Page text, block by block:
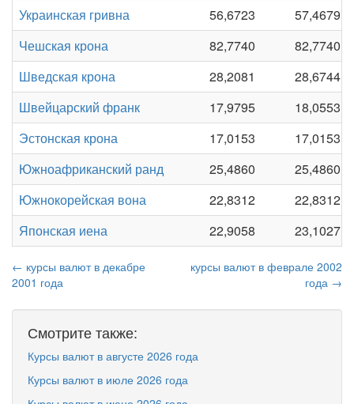
Украинская гривна
56,6723
57,4679
Чешская крона
82,7740
82,7740
Шведская крона
28,2081
28,6744
Швейцарский франк
17,9795
18,0553
Эстонская крона
17,0153
17,0153
Южноафриканский ранд
25,4860
25,4860
Южнокорейская вона
22,8312
22,8312
Японская иена
22,9058 23,1027
← курсы валют в декабре
2001 года
курсы валют в феврале 2002
года →
Смотрите также:
Курсы валют в августе 2026 года
Курсы валют в июле 2026 года